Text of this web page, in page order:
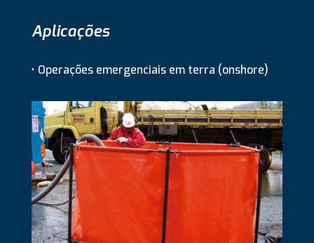
Aplicações
• Operações emergenciais em terra (onshore)